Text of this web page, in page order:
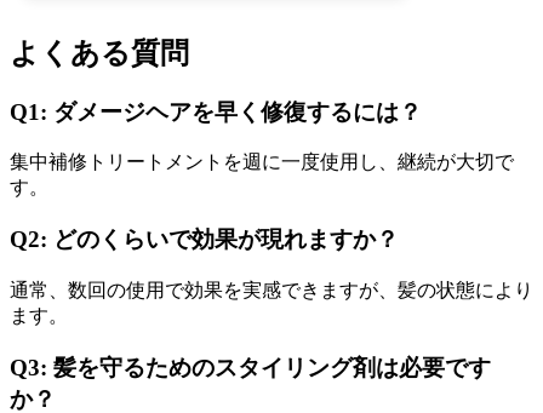
よくある質問
Q1: ダメージヘアを早く修復するには？
集中補修トリートメントを週に一度使用し、継続が大切で
す。
Q2: どのくらいで効果が現れますか？
通常、数回の使用で効果を実感できますが、髪の状態により
ます。
Q3: 髪を守るためのスタイリング剤は必要です
か？